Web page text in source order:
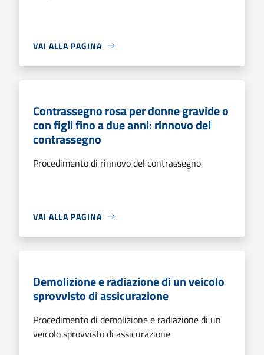
VAI ALLA PAGINA
Contrassegno rosa per donne gravide o
con figli fino a due anni: rinnovo del
contrassegno
Procedimento di rinnovo del contrassegno
VAI ALLA PAGINA
Demolizione e radiazione di un veicolo
sprovvisto di assicurazione
Procedimento di demolizione e radiazione di un
veicolo sprovvisto di assicurazione